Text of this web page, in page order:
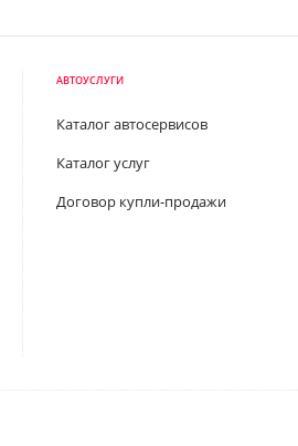
АВТОУСЛУГИ
Каталог автосервисов
Каталог услуг
Договор купли-продажи